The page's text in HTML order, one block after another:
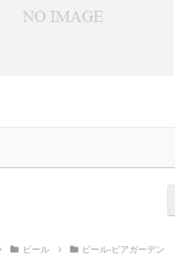
ビール ビール-ビアガーデン